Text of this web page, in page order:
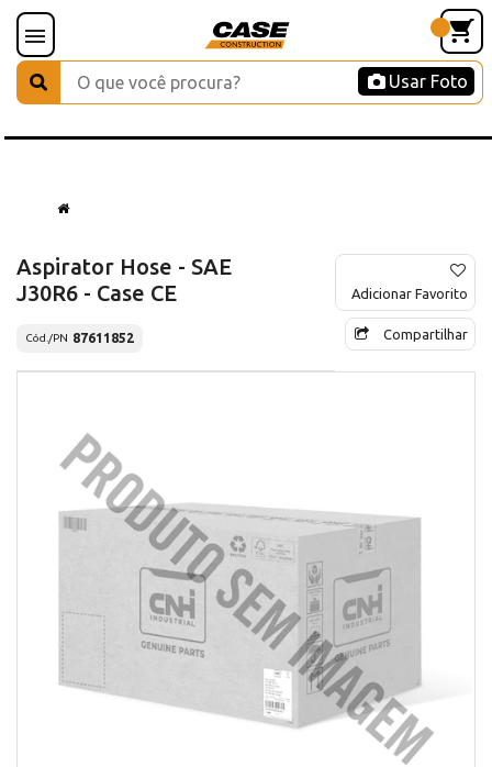
Usar Foto
Aspirator Hose - SAE
J30R6 - Case CE
Cód./PN 87611852
Adicionar Favorito
Compartilhar